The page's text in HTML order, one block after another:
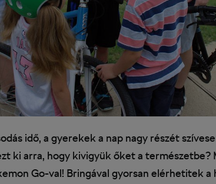
idő, a gyerekek a nap nagy részét
ki arra, hogy kivigyük őket a természetbe?
Go-val! Bringával gyorsan elérhetitek